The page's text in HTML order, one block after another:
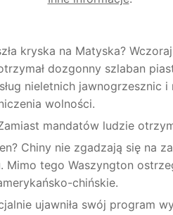
kryska na Matyska?
dozgonny szlaban
nieletnich jawnogrzesznic
wolności.
mandatów ludzie
Chiny nie zgadzają się na
tego Waszyngton
chińskie.
ujawniła swój program